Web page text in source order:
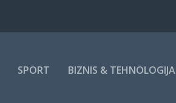
SPORT BIZNIS & TEHNOLOGIJA